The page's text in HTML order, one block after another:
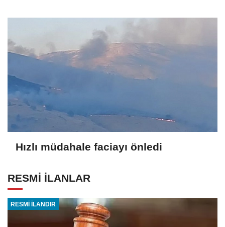
Hızlı müdahale faciayı önledi
RESMİ İLANLAR
RESMİ İLANDIR